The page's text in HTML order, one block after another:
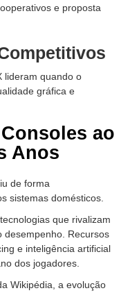
e proposta
lideram quando o
gráfica e
ao
Anos
de forma
sistemas domésticos.
que rivalizam
desempenho. Recursos
e inteligência artificial
dos jogadores.
Wikipédia, a evolução